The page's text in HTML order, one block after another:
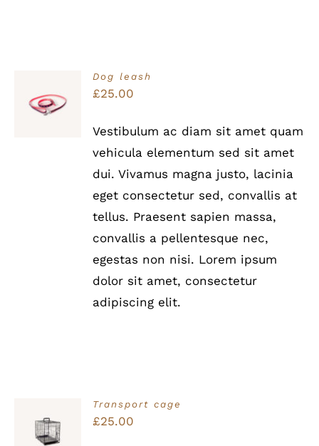
Bewertet
mit5.00von
5
IN DEN
WARENKORB
Dog leash
£25.00
Vestibulum ac diam sit amet quam
vehicula elementum sed sit amet
dui. Vivamus magna justo, lacinia
eget consectetur sed, convallis at
tellus. Praesent sapien massa,
convallis a pellentesque nec,
egestas non nisi. Lorem ipsum
dolor sit amet, consectetur
adipiscing elit.
Bewertet
mit5.00
5
IN DEN
WARENKORB
Transport cage
£25.00